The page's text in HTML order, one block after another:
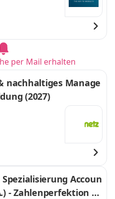
per Mail erhalten
nachhaltiges Manage
(2027)
Accoun
- Zahlenperfektion G